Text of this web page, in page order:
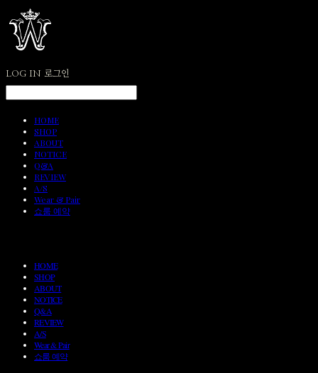
LOG IN 로그인
HOME
SHOP
ABOUT
NOTICE
Q&A
REVIEW
A/S
Wear & Pair
쇼룸 예약
HOME
SHOP
ABOUT
NOTICE
Q&A
REVIEW
A/S
Wear & Pair
쇼룸 예약